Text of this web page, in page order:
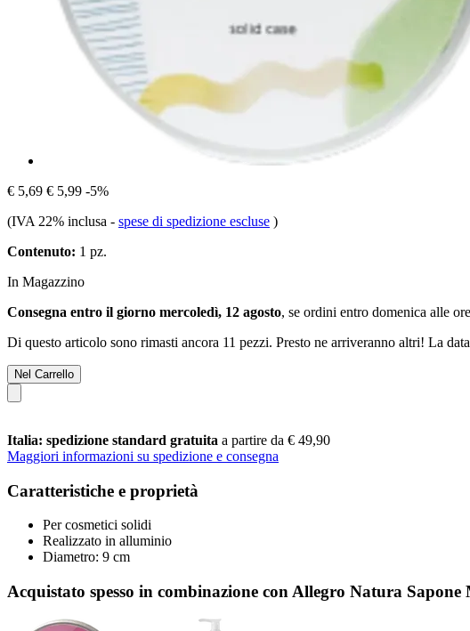
€ 5,69 € 5,99 -5%
(IVA 22% inclusa - spese di spedizione escluse )
Contenuto: 1 pz.
In Magazzino
Consegna entro il giorno mercoledì, 12 agosto, se ordini entro domenica alle
Di questo articolo sono rimasti ancora 11 pezzi. Presto ne arriveranno altri! La
Nel Carrello
Italia: spedizione standard gratuita a partire da € 49,90
Maggiori informazioni su spedizione e consegna
Caratteristiche e proprietà
Per cosmetici solidi
Realizzato in alluminio
Diametro: 9 cm
Acquistato spesso in combinazione con Allegro Natura